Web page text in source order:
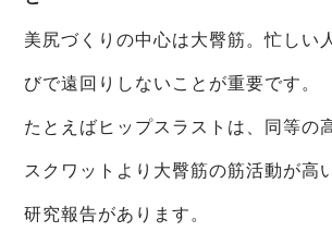
美尻づくりの中心は大臀筋。忙しい
びで遠回りしないことが重要です。
たとえばヒップスラストは、同等の
スクワットより大臀筋の筋活動が高
研究報告があります。